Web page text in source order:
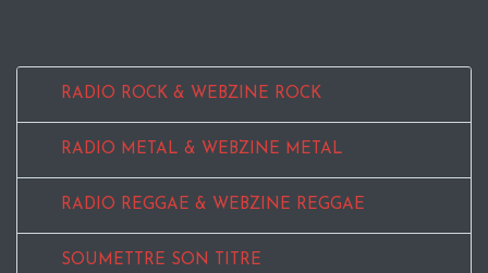
RADIO ROCK & WEBZINE ROCK
RADIO METAL & WEBZINE METAL
RADIO REGGAE & WEBZINE REGGAE
SOUMETTRE SON TITRE